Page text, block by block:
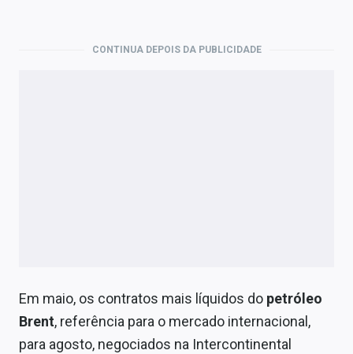
CONTINUA DEPOIS DA PUBLICIDADE
Em maio, os contratos mais líquidos do petróleo
Brent, referência para o mercado internacional,
para agosto, negociados na Intercontinental